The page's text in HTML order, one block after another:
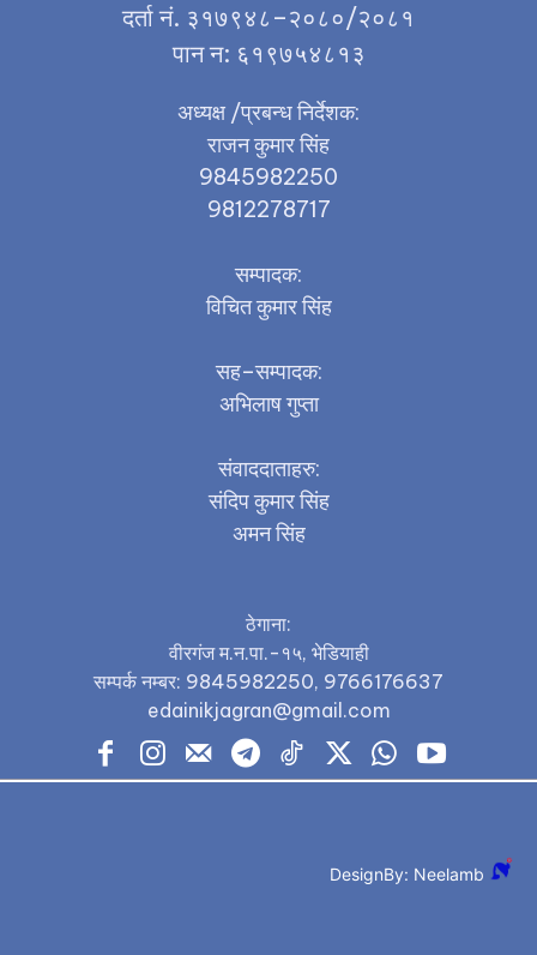
दर्ता नं. ३१७९४८–२०८०/२०८१
पान न: ६१९७५४८१३
अध्यक्ष /प्रबन्ध निर्देशक:
राजन कुमार सिंह
9845982250
9812278717
सम्पादक:
विचित कुमार सिंह
सह–सम्पादक:
अभिलाष गुप्ता
संवाददाताहरु:
संदिप कुमार सिंह
अमन सिंह
ठेगाना:
वीरगंज म.न.पा.-१५, भेडियाही
सम्पर्क नम्बर: 9845982250, 9766176637
edainikjagran@gmail.com
DesignBy: Neelamb